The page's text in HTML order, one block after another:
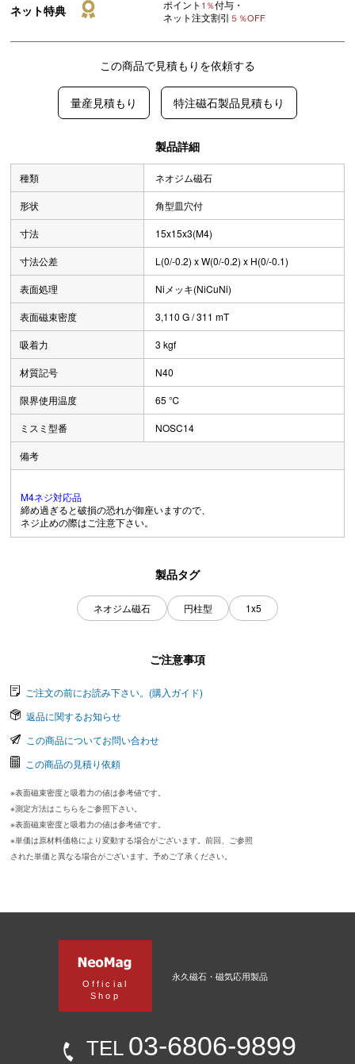
ネット特典 ポイント 1％付与・
ネット注文割引 ５％OFF
この商品で見積もりを依頼する
量産見積もり 特注磁石製品見積もり
製品詳細
種類 ネオジム磁石
形状 角型皿穴付
寸法 15x15x3(M4)
寸法公差 L(0/-0.2) x W(0/-0.2) x H(0/-0.1)
表面処理 Niメッキ(NiCuNi)
表面磁束密度 3,110 G / 311 mT
吸着力 3 kgf
材質記号 N40
限界使用温度 65 ℃
ミスミ型番 NOSC14
備考
M4ネジ対応品
締め過ぎると破損の恐れが御座いますので、
ネジ止めの際はご注意下さい。
製品タグ
ネオジム磁石 円柱型 1x5
ご注意事項
ご注文の前にお読み下さい。(購入ガイド)
返品に関するお知らせ
この商品についてお問い合わせ
この商品の見積り依頼
※表面磁束密度と吸着力の値は参考値です。
※測定方法はこちらをご参照下さい。
※表面磁束密度と吸着力の値は参考値です。
※単価は原材料価格により変動する場合がございます。前回、ご参照
された単価と異なる場合がございます。予めご了承ください。
Official
Shop
永久磁石・磁気応用製品
TEL 03-6806-9899